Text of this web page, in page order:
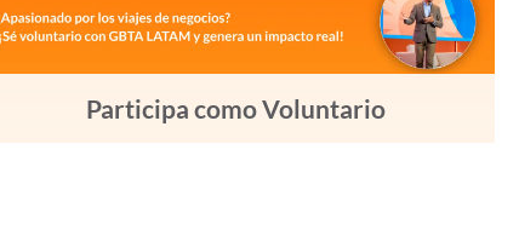
Participa como Voluntario